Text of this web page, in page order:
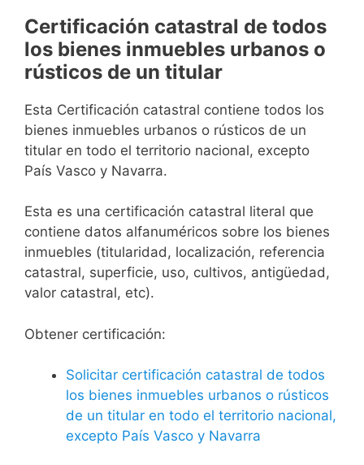
Certificación catastral de todos
los bienes inmuebles urbanos o
rústicos de un titular
Esta Certificación catastral contiene todos los
bienes inmuebles urbanos o rústicos de un
titular en todo el territorio nacional, excepto
País Vasco y Navarra.
Esta es una certificación catastral literal que
contiene datos alfanuméricos sobre los bienes
inmuebles (titularidad, localización, referencia
catastral, superficie, uso, cultivos, antigüedad,
valor catastral, etc).
Obtener certificación:
Solicitar certificación catastral de todos
los bienes inmuebles urbanos o rústicos
de un titular en todo el territorio nacional,
excepto País Vasco y Navarra